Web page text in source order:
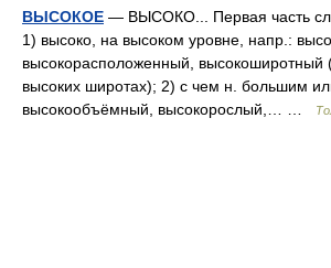
ВЫСОКОЕ — ВЫСОКО... Первая часть
1) высоко, на высоком уровне, напр.:
высокорасположенный, высокоширотный
высоких широтах); 2) с чем н. большим
высокообъёмный, высокорослый,… …